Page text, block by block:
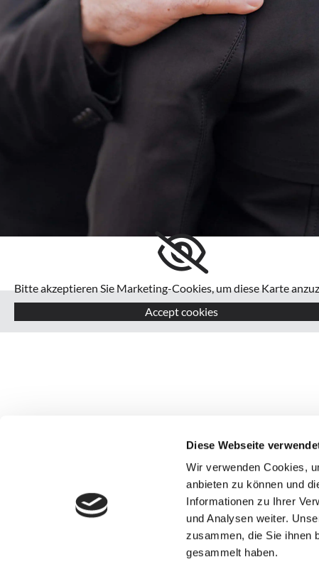
Diese Webseite
Wir verwenden Cookies,
anbieten zu können und
Informationen zu Ihrer
und Analysen weiter.
zusammen, die Sie ihnen
gesammelt haben.
Bitte akzeptieren Sie Marketing-Cookies, um diese Karte
Accept cookies